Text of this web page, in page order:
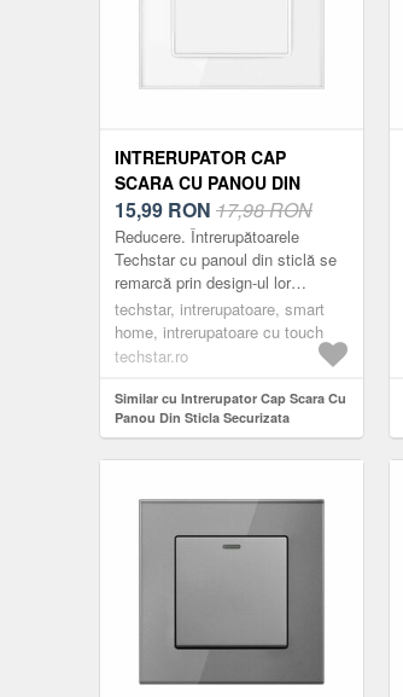
INTRERUPATOR CAP
SCARA CU PANOU DIN
STICLA SECURIZATA
TECHSTAR® TGS 01, 220V,
16A, 86 X 86 MM, ALB, CU 1
MODUL
15,99 RON 17,98 RON
Reducere. Întrerupătoarele
Techstar cu panoul din sticlă se
remarcă prin design-ul lor
compact, elegant și minimalist.
Acestea sunt practice, fabricate
din m...
techstar, intrerupatoare, smart
home, intrerupatoare cu touch
techstar.ro
Similar cu Intrerupator Cap Scara Cu
Panou Din Sticla Securizata
Techstar® TGS 01, 220V, 16A, 86 X 86
Mm, Alb, cu 1 Modul